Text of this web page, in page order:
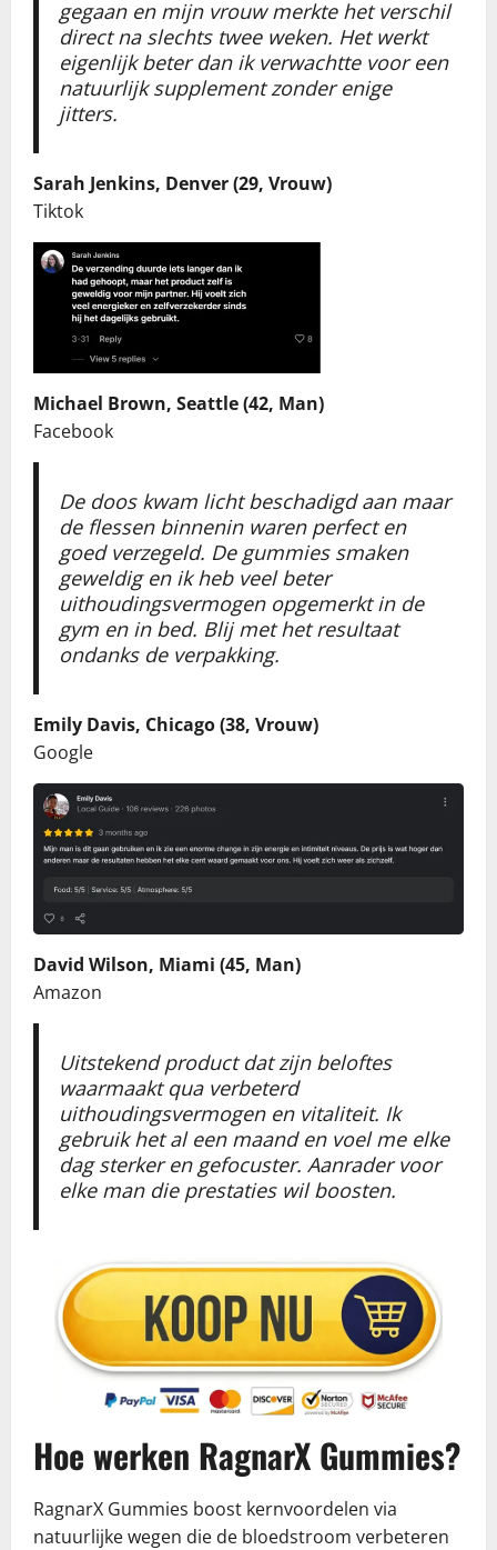
gegaan en mijn vrouw merkte het verschil
direct na slechts twee weken. Het werkt
eigenlijk beter dan ik verwachtte voor een
natuurlijk supplement zonder enige
jitters.
Sarah Jenkins, Denver (29, Vrouw)
Tiktok
Michael Brown, Seattle (42, Man)
Facebook
De doos kwam licht beschadigd aan maar
de flessen binnenin waren perfect en
goed verzegeld. De gummies smaken
geweldig en ik heb veel beter
uithoudingsvermogen opgemerkt in de
gym en in bed. Blij met het resultaat
ondanks de verpakking.
Emily Davis, Chicago (38, Vrouw)
Google
David Wilson, Miami (45, Man)
Amazon
Uitstekend product dat zijn beloftes
waarmaakt qua verbeterd
uithoudingsvermogen en vitaliteit. Ik
gebruik het al een maand en voel me elke
dag sterker en gefocuster. Aanrader voor
elke man die prestaties wil boosten.
Hoe werken RagnarX Gummies?
RagnarX Gummies boost kernvoordelen via
natuurlijke wegen die de bloedstroom verbeteren